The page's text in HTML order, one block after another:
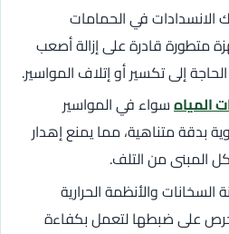
الانسدادات في الحمامات
متطورة قادرة على إزالة أصعب
إلى تكسير أو إتلاف المواسير.
المياهسواء في المواسير
بدقة متناهية، مما يمنع إهدار
المبنى من التلف.
والأنظمة الحرارية
على ضبطها لتعمل بكفاءة